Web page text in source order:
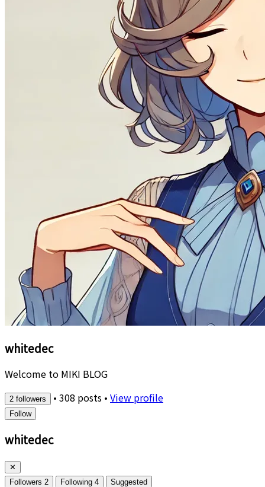
whitedec
Welcome to MIKI BLOG
2 followers • 308 posts • View profile
Follow
whitedec
✕
Followers 2 Following 4 Suggested